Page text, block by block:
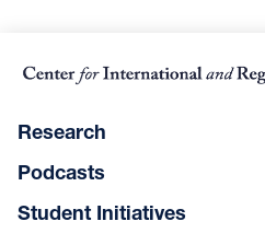
Research
Podcasts
Student Initiatives